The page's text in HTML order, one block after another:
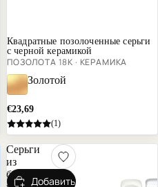
Квадратные позолоченные серьги
с черной керамикой
ПОЗОЛОТА 18К · КЕРАМИКА
Золотой
€23,69
(1)
Серьги
из
белой
Добавить